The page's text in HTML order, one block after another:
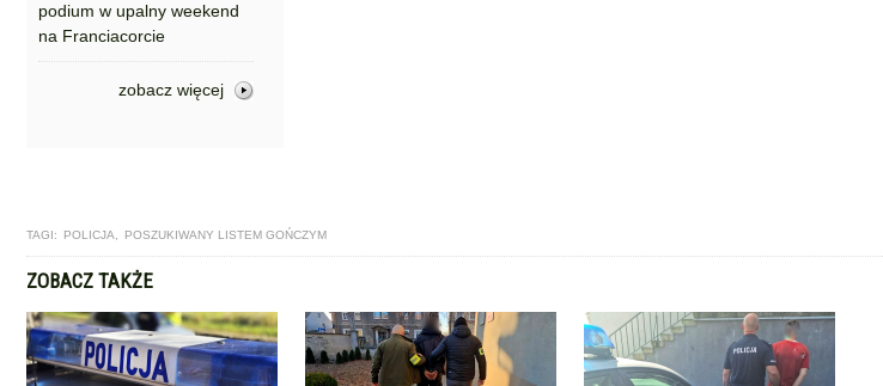
podium w upalny weekend
na Franciacorcie
zobacz więcej
TAGI: POLICJA POSZUKIWANY LISTEM GOŃCZYM
ZOBACZ TAKŻE